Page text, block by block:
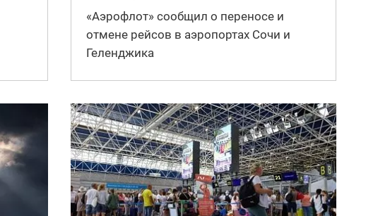
«Аэрофлот» сообщил о переносе и
отмене рейсов в аэропортах Сочи и
Геленджика